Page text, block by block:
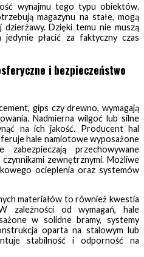
wynajmu tego typu obiektów.
magazynu na stałe, mogą
Dzięki temu nie muszą
płacić za faktyczny czas
i bezpieczeństwo
gips czy drewno, wymagają
Nadmierna wilgoć lub silne
na ich jakość. Producent hal
hale namiotowe wyposażone
przechowywane
zewnętrznymi​. Możliwe
ocieplenia oraz systemów
materiałów to również kwestia
zależności od wymagań, hale
w solidne bramy, systemy
oparta na stalowym lub
stabilność i odporność na